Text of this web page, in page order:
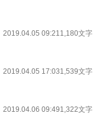
2019.04.05 09:211,180文字
2019.04.05 17:031,539文字
2019.04.06 09:491,322文字